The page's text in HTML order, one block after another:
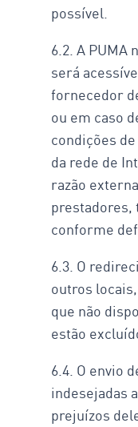
possível.
6.2. A PUMA
será
fornecedor
ou em caso
condições
da rede de
razão
prestadores,
conforme
6.3. O
outros
que não
estão
6.4. O envio
indesejadas
prejuízos